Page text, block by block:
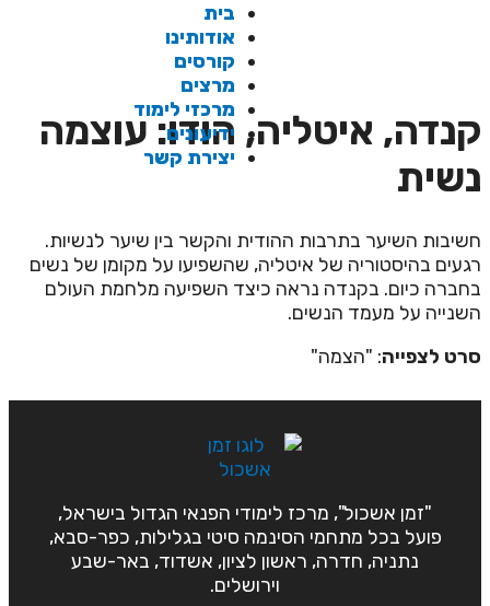
בית
אודותינו
קורסים
מרצים
מרכזי לימוד
ידיעונים
יצירת קשר
איטליה, הודו: עוצמה
השיער בתרבות ההודית והקשר בין שיער לנשיות.
בהיסטוריה של איטליה, שהשפיעו על מקומן של נשים
כיום. בקנדה נראה כיצד השפיעה מלחמת העולם
על מעמד הנשים.
לצפייה: "הצמה"
"זמן אשכול", מרכז לימודי הפנאי הגדול בישראל,
פועל בכל מתחמי הסינמה סיטי בגלילות, כפר-סבא,
נתניה, חדרה, ראשון לציון, אשדוד, באר-שבע
וירושלים.